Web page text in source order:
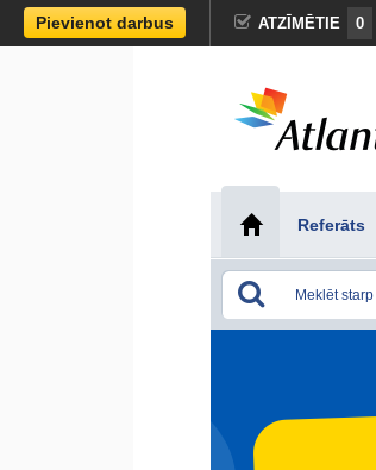
Pievienot darbus ATZĪMĒTIE 0
Referāts